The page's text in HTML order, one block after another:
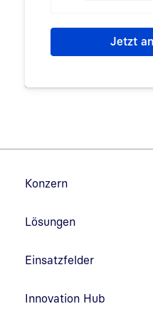
Konzern
Lösungen
Einsatzfelder
Innovation Hub